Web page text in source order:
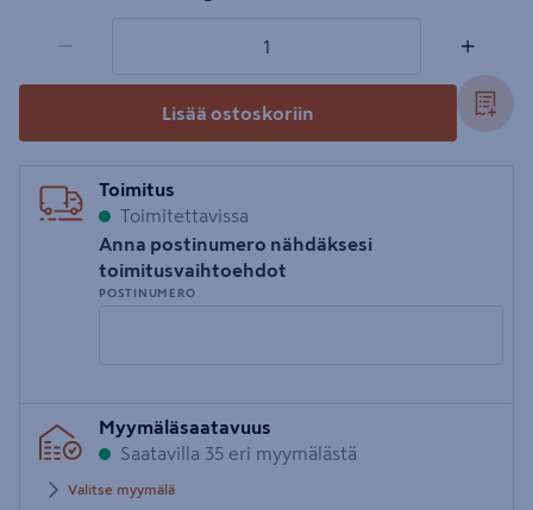
− +
Lisää ostoskoriin
Toimitus
Toimitettavissa
Anna postinumero nähdäksesi
toimitusvaihtoehdot
POSTINUMERO
postinumero
Myymäläsaatavuus
Saatavilla 35 eri myymälästä
Valitse myymälä